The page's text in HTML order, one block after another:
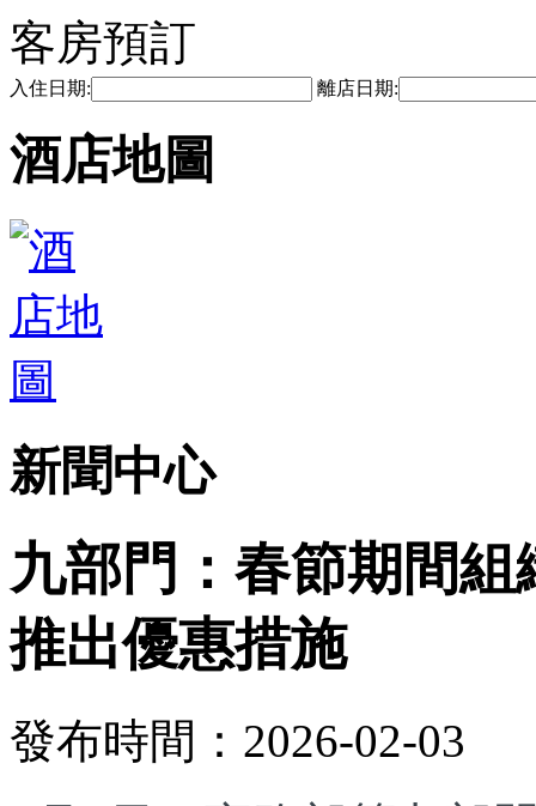
客房預訂
入住日期: 離店日期:
酒店地圖
新聞中心
九部門：春節期間
推出優惠措施
發布時間：2026-02-03